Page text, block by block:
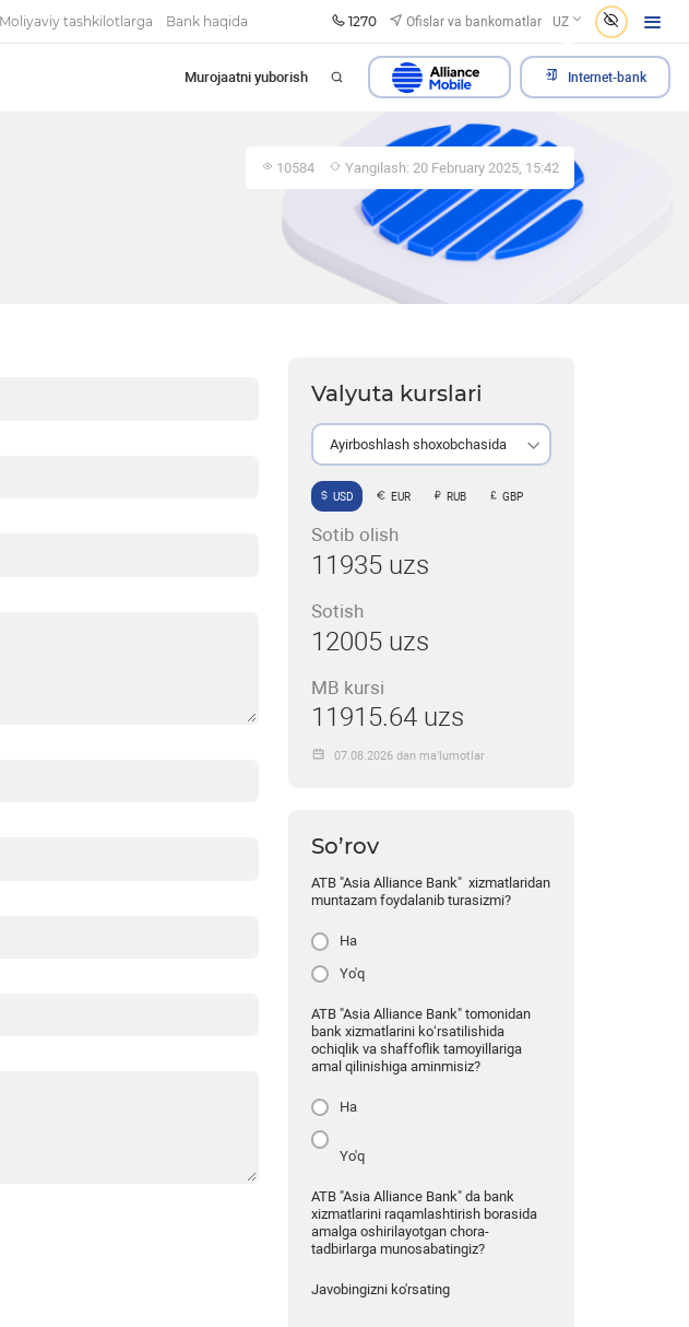
Moliyaviy tashkilotlarga Bank haqida 1270 Ofislar va bankomatlar UZ
Murojaatni yuborish Internet-bank
10584 Yangilash: 20 February 2025, 15:42
Valyuta kurslari
Ayirboshlash shoxobchasida
USD EUR RUB GBP
Sotib olish
11935 uzs
Sotish
12005 uzs
MB kursi
11915.64 uzs
07.08.2026 dan ma’lumotlar
So’rov
ATB "Asia Alliance Bank" xizmatlaridan
muntazam foydalanib turasizmi?
Ha
Yo'q
ATB "Asia Alliance Bank" tomonidan
bank xizmatlarini ko‘rsatilishida
ochiqlik va shaffoflik tamoyillariga
amal qilinishiga aminmisiz?
Ha
Yo'q
ATB "Asia Alliance Bank" da bank
xizmatlarini raqamlashtirish borasida
amalga oshirilayotgan chora-
tadbirlarga munosabatingiz?
Javobingizni ko'rsating